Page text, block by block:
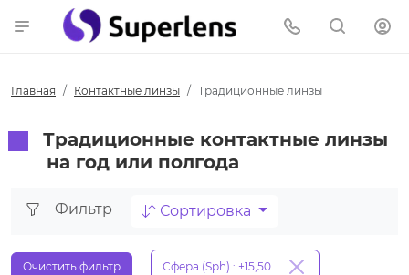
Главная Контактные линзы Традиционные линзы
Традиционные контактные линзы
на год или полгода
Фильтр Сортировка
Очистить фильтр Сфера (Sph) : +15,50